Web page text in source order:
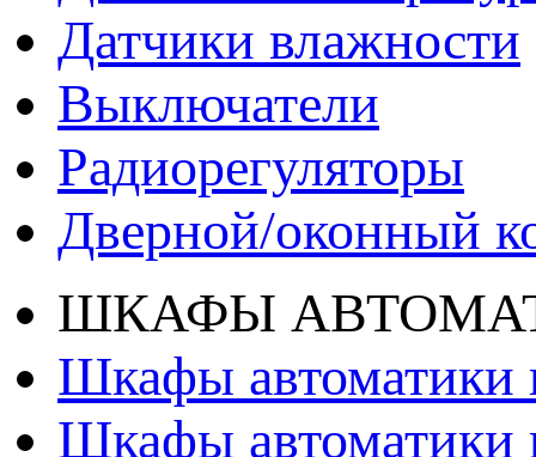
Датчики влажности
Выключатели
Радиорегуляторы
Дверной/оконный
ШКАФЫ
Шкафы автоматики
Шкафы автоматики